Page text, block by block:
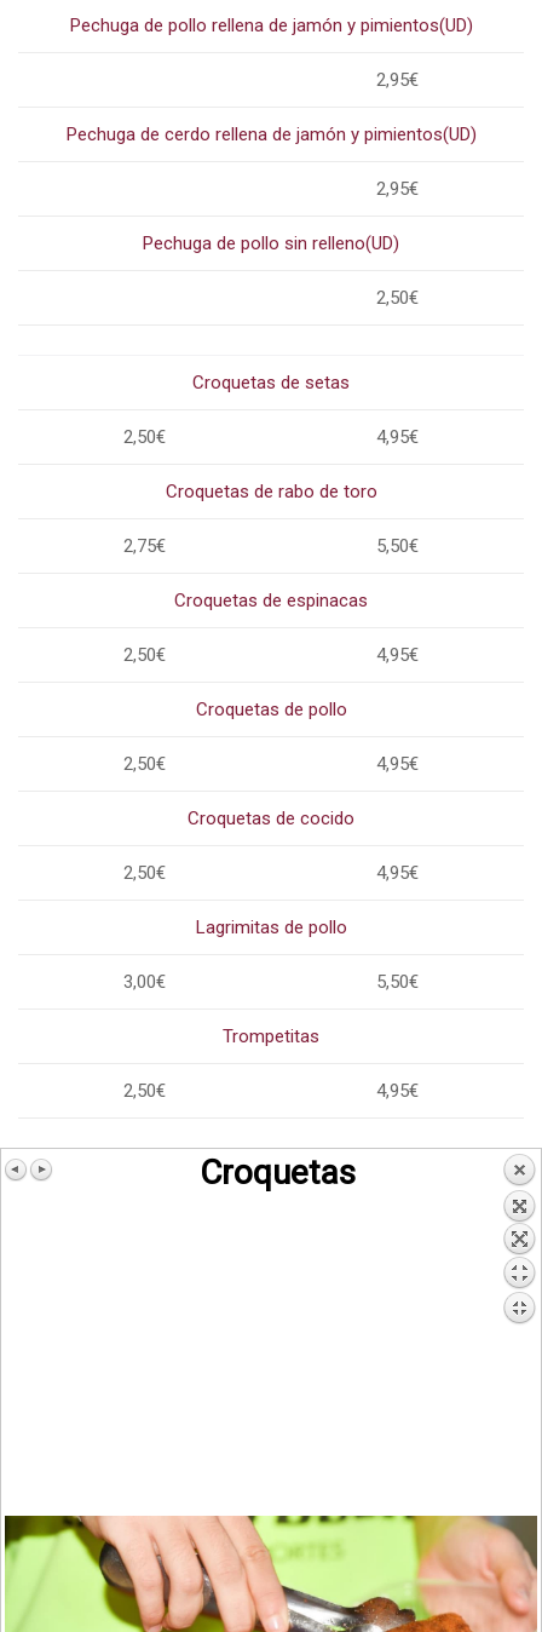
Pechuga de pollo rellena de jamón y pimientos(UD)
2,95€
Pechuga de cerdo rellena de jamón y pimientos(UD)
2,95€
Pechuga de pollo sin relleno(UD)
2,50€
Croquetas de setas
2,50€ 4,95€
Croquetas de rabo de toro
2,75€ 5,50€
Croquetas de espinacas
2,50€ 4,95€
Croquetas de pollo
2,50€ 4,95€
Croquetas de cocido
2,50€ 4,95€
Lagrimitas de pollo
3,00€ 5,50€
Trompetitas
2,50€ 4,95€
Croquetas